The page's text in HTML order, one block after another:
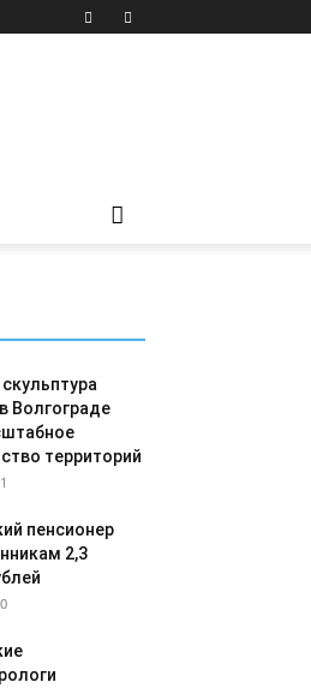
Волгограде
территорий
пенсионер
2,3